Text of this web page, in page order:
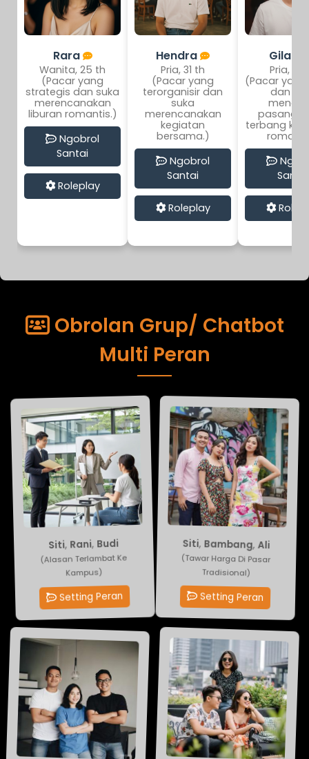
Rara
Wanita, 25 th
(Pacar yang
strategis dan suka
merencanakan
liburan romantis.)
Ngobrol
Santai
Roleplay
Hendra
Pria, 31 th
(Pacar yang
terorganisir dan
suka
merencanakan
kegiatan
bersama.)
Ngobrol
Santai
Roleplay
Gilang
Pria, 29
(Pacar
dan
terbang ke
Santai
Obrolan Grup/ Chatbot
Multi Peran
Siti,Rani,Budi
(Alasan Terlambat Ke
Kampus)
Setting Peran
Siti, Bambang, Ali
(Tawar Harga Di Pasar
Tradisional)
Setting Peran